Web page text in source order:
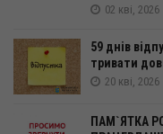
02 кві, 2026
59 днів
тривати
20 кві, 2026
ПАМ`ЯТКА